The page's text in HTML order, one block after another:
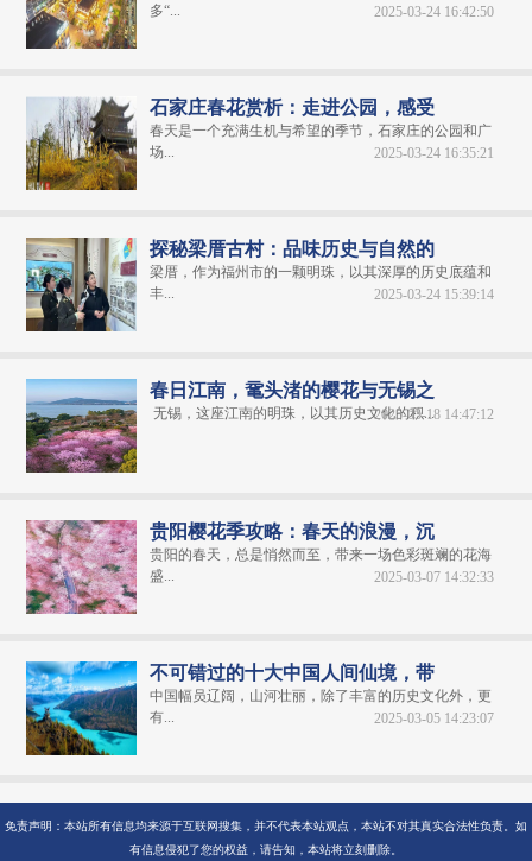
多“...
2025-03-24 16:42:50
石家庄春花赏析：走进公园，感受
春天是一个充满生机与希望的季节，石家庄的公园和广
场...
2025-03-24 16:35:21
探秘梁厝古村：品味历史与自然的
梁厝，作为福州市的一颗明珠，以其深厚的历史底蕴和
丰...
2025-03-24 15:39:14
春日江南，鼋头渚的樱花与无锡之
无锡，这座江南的明珠，以其历史文化的积...2025-03-18 14:47:12
贵阳樱花季攻略：春天的浪漫，沉
贵阳的春天，总是悄然而至，带来一场色彩斑斓的花海
盛...
2025-03-07 14:32:33
不可错过的十大中国人间仙境，带
中国幅员辽阔，山河壮丽，除了丰富的历史文化外，更
有...
2025-03-05 14:23:07
免责声明：本站所有信息均来源于互联网搜集，并不代表本站观点，本站不对其真实合法性负责。如
有信息侵犯了您的权益，请告知，本站将立刻删除。